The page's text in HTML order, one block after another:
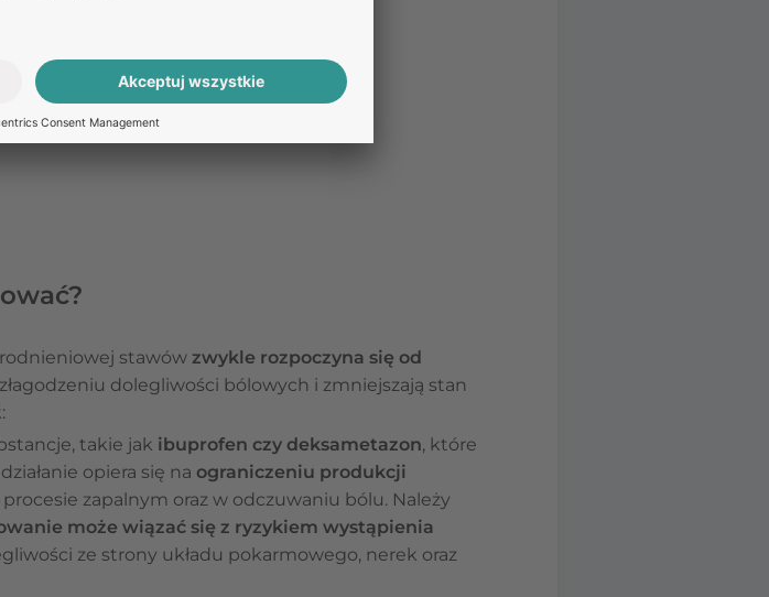
stawów zwykle rozpoczyna się od
dolegliwości bólowych i zmniejszają stan
takie jak ibuprofen czy deksametazon, które
opiera się na ograniczeniu produkcji
zapalnym oraz w odczuwaniu bólu. Należy
może wiązać się z ryzykiem wystąpienia
ze strony układu pokarmowego, nerek oraz